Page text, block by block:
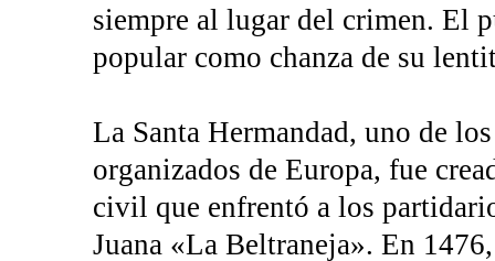
siempre al lugar del crimen. El
popular como chanza de su
La Santa Hermandad, uno de
organizados de Europa, fue
civil que enfrentó a los
Juana «La Beltraneja». En